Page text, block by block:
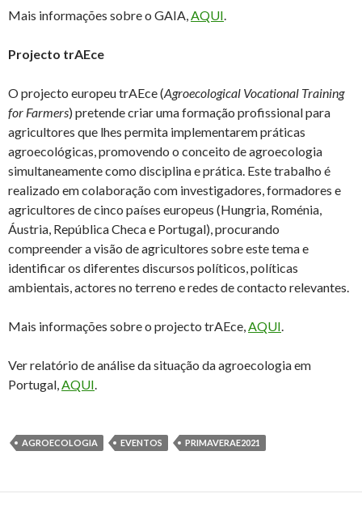
Mais informações sobre o GAIA,AQUI.
Projecto trAEce
O projecto europeu trAEce (Agroecological Vocational Training
for Farmers) pretende criar uma formação profissional para
agricultores que lhes permita implementarem práticas
agroecológicas, promovendo o conceito de agroecologia
simultaneamente como disciplina e prática. Este trabalho é
realizado em colaboração com investigadores, formadores e
agricultores de cinco países europeus (Hungria, Roménia,
Áustria, República Checa e Portugal), procurando
compreender a visão de agricultores sobre este tema e
identificar os diferentes discursos políticos, políticas
ambientais, actores no terreno e redes de contacto relevantes.
Mais informações sobre o projecto trAEce,AQUI.
Ver relatório de análise da situação da agroecologia em
Portugal,AQUI.
AGROECOLOGIA EVENTOS PRIMAVERAE2021